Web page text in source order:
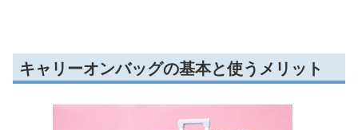
キャリーオンバッグの基本と使うメリット